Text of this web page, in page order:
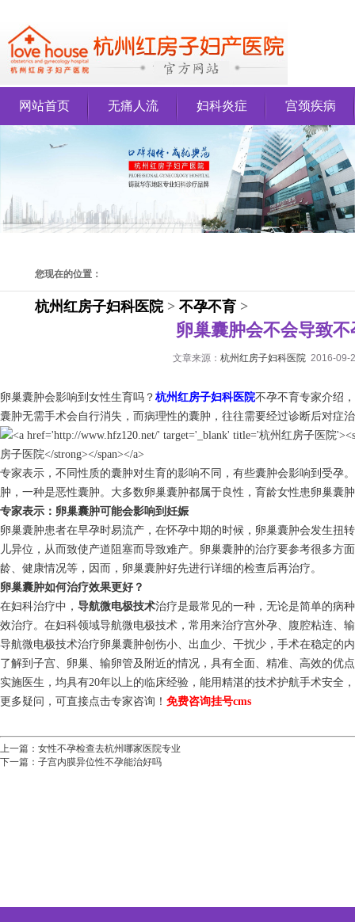
网站首页 无痛人流 妇科炎症 宫颈疾病
您现在的位置：
杭州红房子妇科医院> 不孕不育 >
卵巢囊肿会不会导致不
文章来源： 杭州红房子妇科医院 2016-09-
卵巢囊肿会影响到女性生育吗？ 杭州红房子妇科医院不孕不育专家介绍
囊肿无需手术会自行消失，而病理性的囊肿，往往需要经过诊断后对症
专家表示，不同性质的囊肿对生育的影响不同，有些囊肿会影响到受孕
肿，一种是恶性囊肿。大多数卵巢囊肿都属于良性，育龄女性患卵巢囊
专家表示：卵巢囊肿可能会影响到妊娠
卵巢囊肿患者在早孕时易流产，在怀孕中期的时候，卵巢囊肿会发生扭
儿异位，从而致使产道阻塞而导致难产。卵巢囊肿的治疗要参考很多方
龄、健康情况等，因而，卵巢囊肿好先进行详细的检查后再治疗。
卵巢囊肿如何治疗效果更好？
在妇科治疗中， 导航微电极技术治疗是最常见的一种，无论是简单的病
效治疗。在妇科领域导航微电极技术，常用来治疗宫外孕、腹腔粘连、
导航微电极技术治疗卵巢囊肿创伤小、出血少、干扰少，手术在稳定的
了解到子宫、卵巢、输卵管及附近的情况，具有全面、精准、高效的优
实施医生，均具有20年以上的临床经验，能用精湛的技术护航手术安全
更多疑问，可直接点击专家咨询！ 免费咨询挂号cms
上一篇： 女性不孕检查去杭州哪家医院专业
下一篇： 子宫内膜异位性不孕能治好吗